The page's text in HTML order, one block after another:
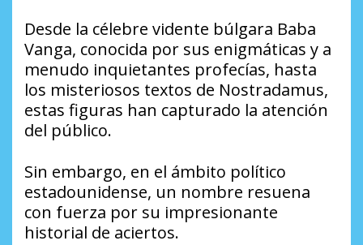
Desde la célebre vidente búlgara Baba
Vanga, conocida por sus enigmáticas y a
menudo inquietantes profecías, hasta
los misteriosos textos de Nostradamus,
estas figuras han capturado la atención
del público.
Sin embargo, en el ámbito político
estadounidense, un nombre resuena
con fuerza por su impresionante
historial de aciertos.